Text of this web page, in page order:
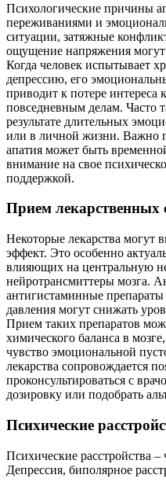
Психологические причины
переживаниями и
ситуации, затяжные
ощущение напряжения
Когда человек испытывает
депрессию, его
приводит к потере
повседневным делам. Часто
результате длительных
или в личной жизни. Важно
апатия может быть
внимание на свое
поддержкой.
Прием лекарственных
Некоторые лекарства могут
эффект. Это особенно
влияющих на центральную
нейротрансмиттеры мозга.
антигистаминные
давления могут снижать
Прием таких препаратов
химического баланса в
чувство эмоциональной
лекарства сопровождается
проконсультироваться с
дозировку или подобрать
Психические
Психические расстройства –
Депрессия, биполярное